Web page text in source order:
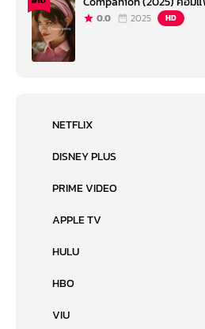
0.0 2025 HD
NETFLIX
DISNEY PLUS
PRIME VIDEO
APPLE TV
HULU
HBO
VIU